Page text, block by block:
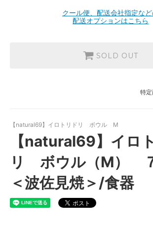
クール便、配送会社指定な
配送オプションはこちら
SOLD OUT
特
【natural69】イロトリドリ ボウル M
【natural69】イロ
リ ボウル（M）
＜波佐見焼＞/食器